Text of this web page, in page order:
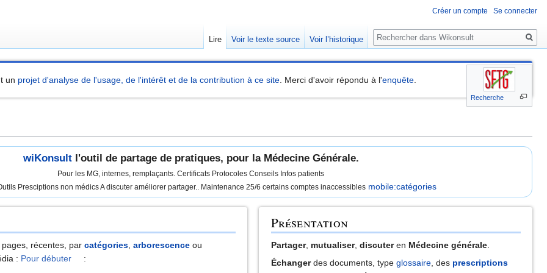
Recherche
un projet d'analyse de l'usage, de l'intérêt et de la contribution à ce site . Merci d'avoir répondu à l'enquête
wiKonsultl'outil de partage de pratiques, pour la Médecine Générale.
Pour les MG, internes, remplaçants. Certificats Protocoles Conseils Infos patients
Presciptions non médics A discuter améliorer partager.. Maintenance 25/6 certains comptes inaccessibles mobile:catégories
récentes, parcatégories ,arborescence ou
: Pour débuter
:
Présentation
Partager, mutualiser, discuteren Médecine générale.
Échangerdes documents, type glossaire, des prescriptions
Créer un compte Se connecter
Lire Voir le texte source Voir l’historique
Rechercher